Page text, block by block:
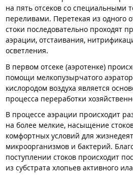
на пять отсеков со специальными
переливами. Перетекая из одного
стоки последовательно проходят
аэрации, отстаивания,
осветления.
В первом отсеке (аэротенке)
помощи мелкопузырчатого
кислородом воздуха является
процесса переработки
В процессе аэрации происходит
на более мелкие, насыщение
комфортных условий для
микроорганизмов и бактерий.
поступлении стоков происходит
из субстрата хлопьев активного